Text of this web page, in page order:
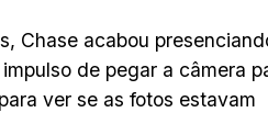
Chase acabou
de pegar a câmera
ver se as fotos estavam